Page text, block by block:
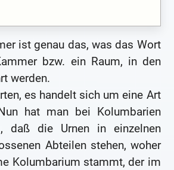
ist genau das, was das Wort
bzw. ein Raum, in den
werden.
es handelt sich um eine Art
hat man bei Kolumbarien
daß die Urnen in einzelnen
Abteilen stehen, woher
Kolumbarium stammt, der im